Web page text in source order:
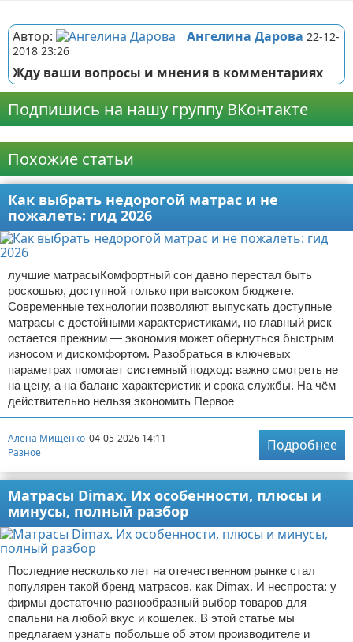
Автор: Ангелина Дарова 22-12-
2018 23:26
Жду ваши вопросы и мнения в комментариях
Подпишись на нашу группу ВКонтакте
Похожие статьи
Как выбрать недорогой матрас и не
пожалеть: гид 2026
лучшие матрасыКомфортный сон давно перестал быть
роскошью, доступной только при высоком бюджете.
Современные технологии позволяют выпускать доступные
матрасы с достойными характеристиками, но главный риск
остается прежним — экономия может обернуться быстрым
износом и дискомфортом. Разобраться в ключевых
параметрах помогает системный подход: важно смотреть не
на цену, а на баланс характеристик и срока службы. На чём
действительно нельзя экономить Первое
Алена Мищенко 04-05-2026 14:11
Разное
Подробнее
Матрасы Dimax. Их особенности, плюсы и
минусы, полный разбор
Последние несколько лет на отечественном рынке стал
популярен такой бренд матрасов, как Dimax. И неспроста: у
фирмы достаточно разнообразный выбор товаров для
спальни на любой вкус и кошелек. В этой статье мы
предлагаем узнать побольше об этом производителе и